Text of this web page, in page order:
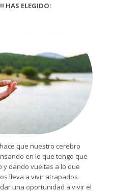
HAS ELEGIDO:
que nuestro cerebro
en lo que tengo que
y dando vueltas a lo que
lleva a vivir atrapados
una oportunidad a vivir el